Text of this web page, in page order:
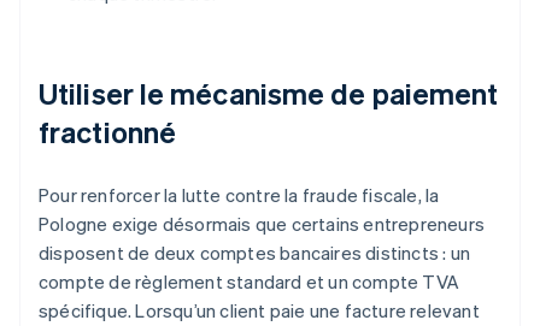
Utiliser le mécanisme de paiement
fractionné
Pour renforcer la lutte contre la fraude fiscale, la
Pologne exige désormais que certains entrepreneurs
disposent de deux comptes bancaires distincts : un
compte de règlement standard et un compte TVA
spécifique. Lorsqu’un client paie une facture relevant